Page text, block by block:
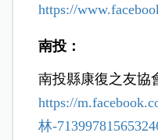
https://
南投：
南投縣康復之友協
https://
林-